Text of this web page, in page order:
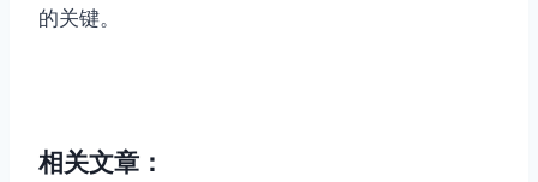
的关键。
相关文章：